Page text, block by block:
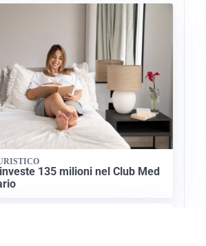
135 milioni nel Club Med